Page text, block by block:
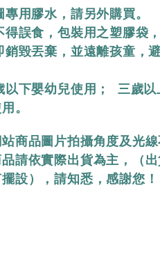
用膠水，請另外購買。
誤食，包裝用之塑膠袋，
下嬰幼兒使用； 三歲以
。
站商品圖片拍攝角度及光
請依實際出貨為主，（
設），請知悉，感謝您！